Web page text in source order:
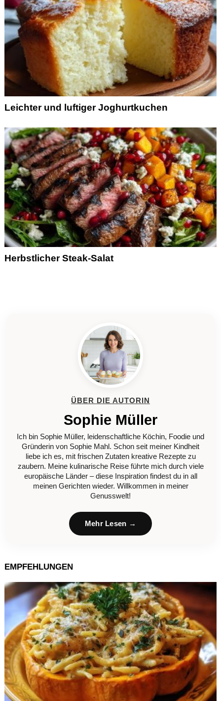
Leichter und luftiger Joghurtkuchen
Herbstlicher Steak-Salat
ÜBER DIE AUTORIN
Sophie Müller
Ich bin Sophie Müller, leidenschaftliche Köchin, Foodie und
Gründerin von Sophie Mahl. Schon seit meiner Kindheit
liebe ich es, mit frischen Zutaten kreative Rezepte zu
zaubern. Meine kulinarische Reise führte mich durch viele
europäische Länder – diese Inspiration findest du in all
meinen Gerichten wieder. Willkommen in meiner
Genusswelt!
Mehr Lesen →
EMPFEHLUNGEN